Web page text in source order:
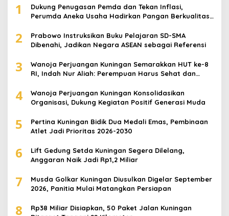
1
Dukung Penugasan Pemda dan Tekan Inflasi,
Perumda Aneka Usaha Hadirkan Pangan Berkualitas
2
Prabowo Instruksikan Buku Pelajaran SD-SMA
Dibenahi, Jadikan Negara ASEAN sebagai Referensi
3
Wanoja Perjuangan Kuningan Semarakkan HUT ke-8
RI, Indah Nur Aliah: Perempuan Harus Sehat dan
4
Wanoja Perjuangan Kuningan Konsolidasikan
Organisasi, Dukung Kegiatan Positif Generasi Muda
5
Pertina Kuningan Bidik Dua Medali Emas, Pembinaan
Atlet Jadi Prioritas 2026-2030
6
Lift Gedung Setda Kuningan Segera Dilelang,
Anggaran Naik Jadi Rp1,2 Miliar
7
Musda Golkar Kuningan Diusulkan Digelar September
2026, Panitia Mulai Matangkan Persiapan
8
Rp38 Miliar Disiapkan, 50 Paket Jalan Kuningan